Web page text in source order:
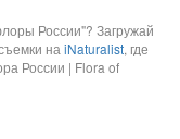
России"? Загружай
на iNaturalist, где
России | Flora of